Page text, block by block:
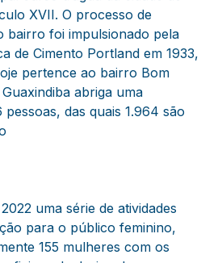
XVII. O processo de
bairro foi impulsionado pela
de Cimento Portland em 1933,
pertence ao bairro Bom
abriga uma
das quais 1.964 são
uma série de atividades
para o público feminino,
155 mulheres com os